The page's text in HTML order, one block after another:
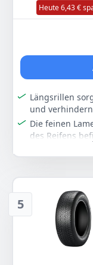
Heute 6,43 €
Längsrillen
und
Die feinen
des Reifens
Haftung auf
M+S
Farbe
Schwarz
5